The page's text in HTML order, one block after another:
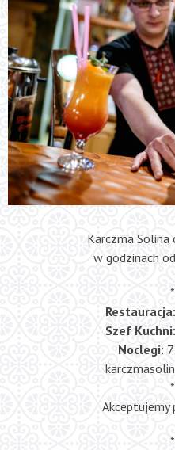
Karczma Solina
w godzinach od
Restauracja:
Szef Kuchni:
Noclegi:
Akceptujemy